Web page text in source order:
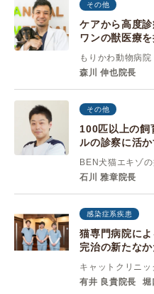
その他
ケアから高度
ワンの獣医療
もりかわ動物病院
森川 伸也院長
その他
100匹以上の飼
ルの診察に活
BEN犬猫エキゾ
石川 雅章院長
感染症系疾患
猫専門病院に
完治の新たな
キャットクリニッ
有井 良貴院長
堀